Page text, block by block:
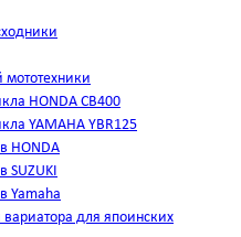
мототехники
HONDA CB400
YAMAHA YBR125
HONDA
SUZUKI
Yamaha
для япоинских